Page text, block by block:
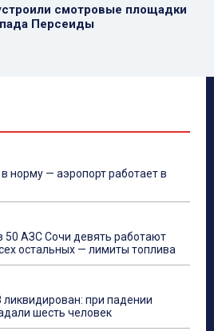
смотровые площадки
Персеиды
норму — аэропорт работает в
50 АЗС Сочи девять работают
остальных — лимиты топлива
при падении
шесть человек